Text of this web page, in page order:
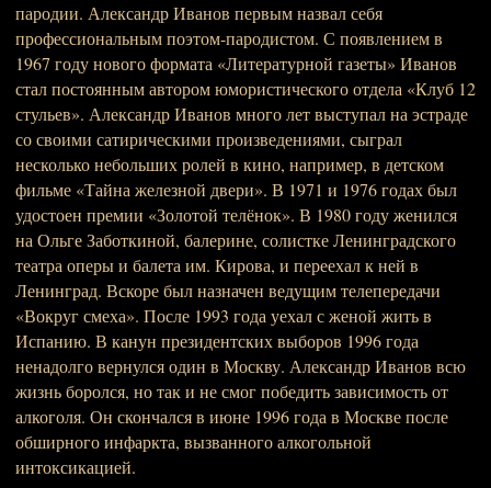
пародии. Александр Иванов первым назвал себя
профессиональным поэтом-пародистом. С появлением в
1967 году нового формата «Литературной газеты» Иванов
стал постоянным автором юмористического отдела «Клуб 12
стульев». Александр Иванов много лет выступал на эстраде
со своими сатирическими произведениями, сыграл
несколько небольших ролей в кино, например, в детском
фильме «Тайна железной двери». В 1971 и 1976 годах был
удостоен премии «Золотой телёнок». В 1980 году женился
на Ольге Заботкиной, балерине, солистке Ленинградского
театра оперы и балета им. Кирова, и переехал к ней в
Ленинград. Вскоре был назначен ведущим телепередачи
«Вокруг смеха». После 1993 года уехал с женой жить в
Испанию. В канун президентских выборов 1996 года
ненадолго вернулся один в Москву. Александр Иванов всю
жизнь боролся, но так и не смог победить зависимость от
алкоголя. Он скончался в июне 1996 года в Москве после
обширного инфаркта, вызванного алкогольной
интоксикацией.